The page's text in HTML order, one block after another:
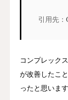
引用先：
コンプレック
が改善したこ
ったと思います